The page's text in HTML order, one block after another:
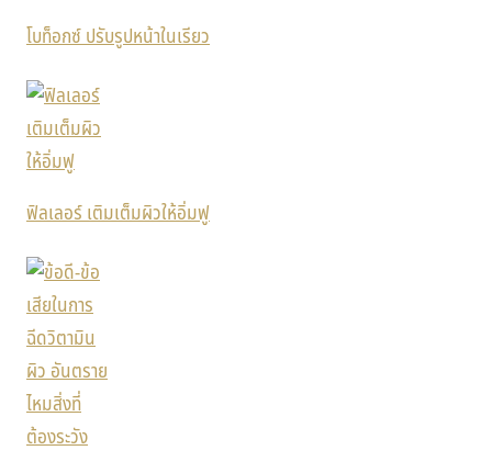
โบท็อกซ์ ปรับรูปหน้าในเรียว
ฟิลเลอร์ เติมเต็มผิวให้อิ่มฟู